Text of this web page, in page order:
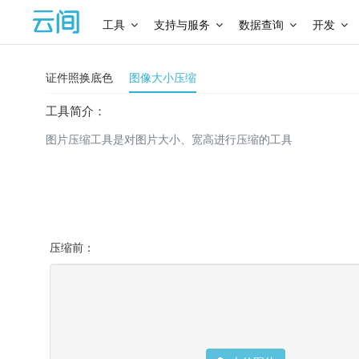
工具 支持与服务 数据查询 开发
证件照换底色 图像大小压缩
工具简介：
图片压缩工具是对图片大小、宽高进行压缩的工具
压缩前：